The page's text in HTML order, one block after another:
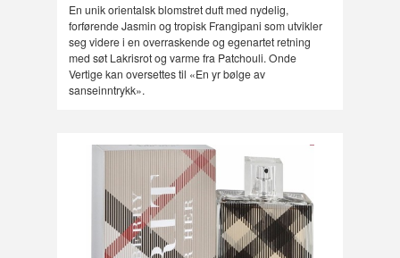
En unik orientalsk blomstret duft med nydelig,
forførende Jasmin og tropisk Frangipani som utvikler
seg videre i en overraskende og egenartet retning
med søt Lakrisrot og varme fra Patchouli. Onde
Vertige kan oversettes til «En yr bølge av
sanseinntrykk».